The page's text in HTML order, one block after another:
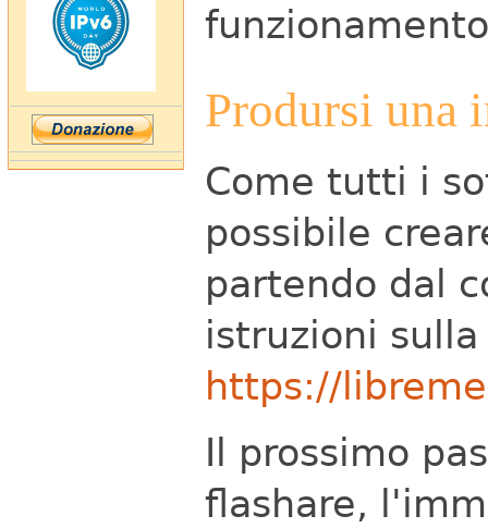
Prodursi una
Come tutti i
possibile
partendo dal
istruzioni
https://
Il prossimo
flashare,